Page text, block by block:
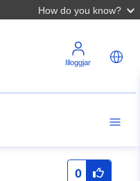
How do you know?
Illoggjar
0